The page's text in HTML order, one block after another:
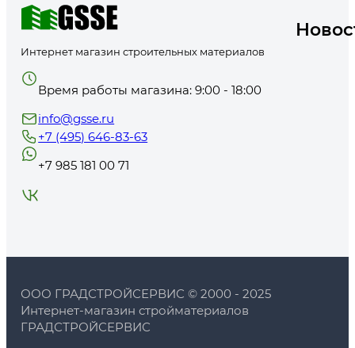
Интернет магазин строительных материалов
Время работы магазина: 9:00 - 18:00
info@gsse.ru
+7 (495) 646-83-63
+7 985 181 00 71
ООО ГРАДСТРОЙСЕРВИС © 2000 - 2025
Интернет-магазин стройматериалов
ГРАДСТРОЙСЕРВИС